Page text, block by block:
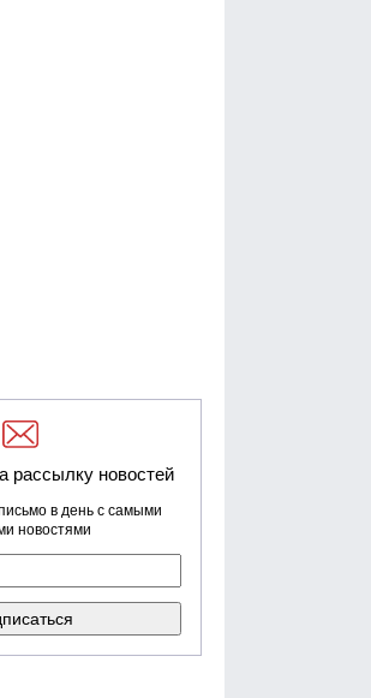
рассылку новостей
в день с самыми
новостями